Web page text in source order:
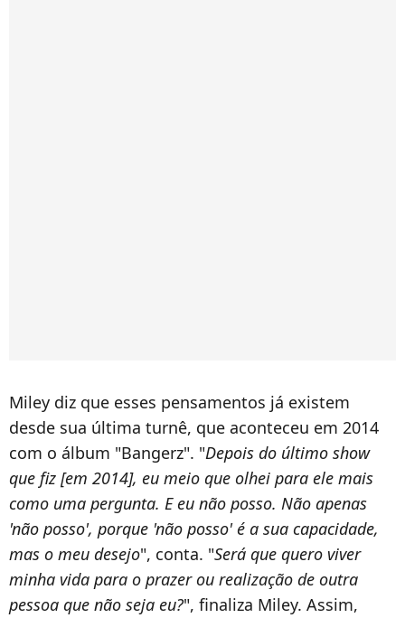
Miley diz que esses pensamentos já existem
desde sua última turnê, que aconteceu em 2014
com o álbum "Bangerz". "Depois do último show
que fiz [em 2014], eu meio que olhei para ele mais
como uma pergunta. E eu não posso. Não apenas
'não posso', porque 'não posso' é a sua capacidade,
mas o meu desejo", conta. "Será que quero viver
minha vida para o prazer ou realização de outra
pessoa que não seja eu?", finaliza Miley. Assim,